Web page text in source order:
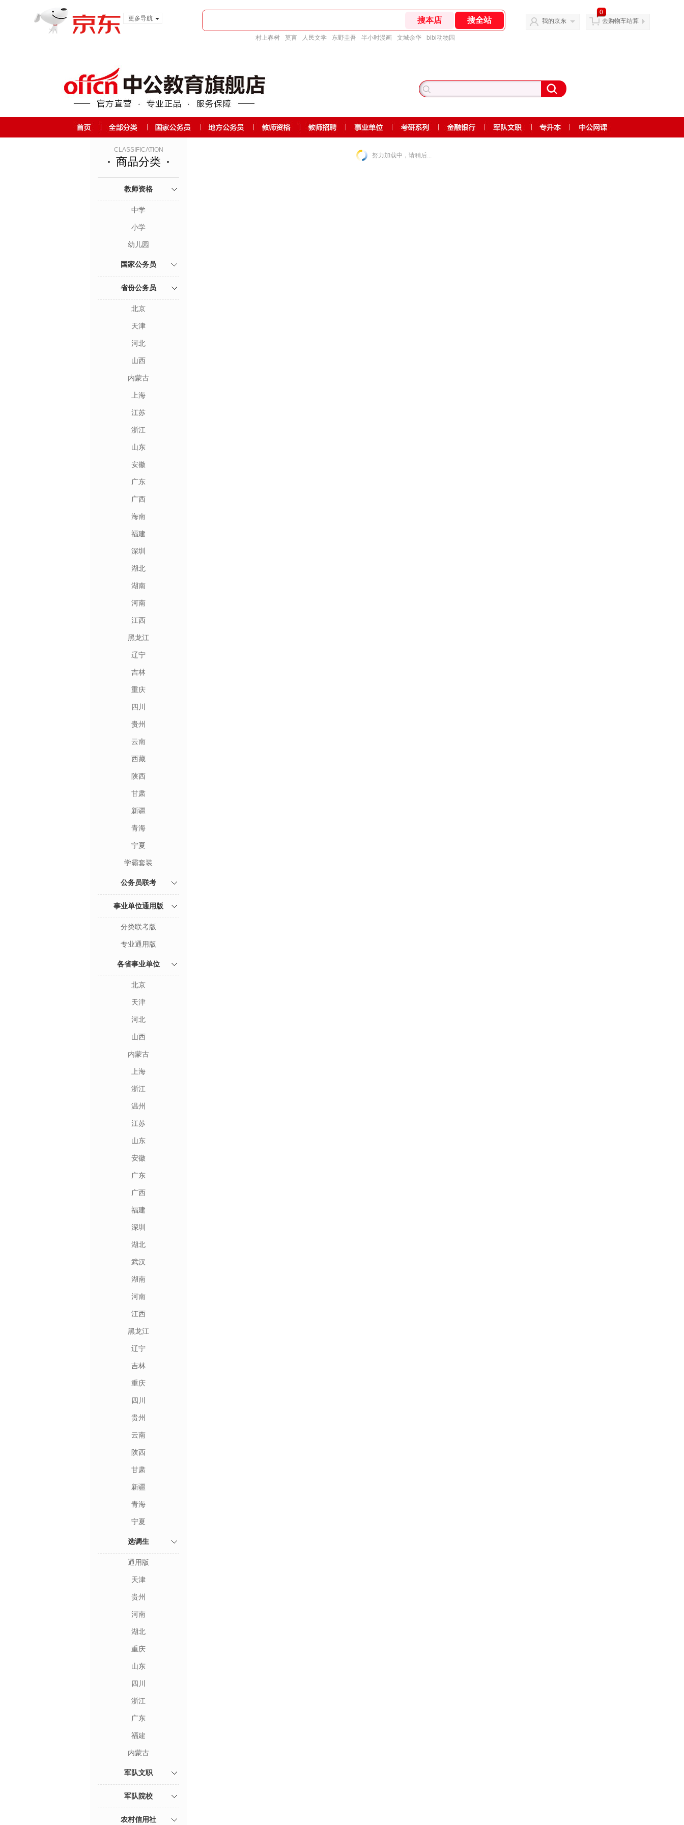
更多导航
村上春树 莫言 人民文学 东野圭吾 半小时漫画 文城余华 bibi动物园
我的京东
0
去购物车结算
CLASSIFICATION
商品分类
教师资格
中学
小学
幼儿园
国家公务员
省份公务员
北京
天津
河北
山西
内蒙古
上海
江苏
浙江
山东
安徽
广东
广西
海南
福建
深圳
湖北
湖南
河南
江西
黑龙江
辽宁
吉林
重庆
四川
贵州
云南
西藏
陕西
甘肃
新疆
青海
宁夏
学霸套装
公务员联考
事业单位通用版
分类联考版
专业通用版
各省事业单位
北京
天津
河北
山西
内蒙古
上海
浙江
温州
江苏
山东
安徽
广东
广西
福建
深圳
湖北
武汉
湖南
河南
江西
黑龙江
辽宁
吉林
重庆
四川
贵州
云南
陕西
甘肃
新疆
青海
宁夏
选调生
通用版
天津
贵州
河南
湖北
重庆
山东
四川
浙江
广东
福建
内蒙古
军队文职
军队院校
农村信用社
努力加载中，请稍后...